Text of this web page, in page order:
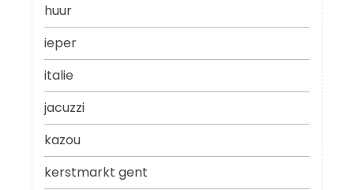
huur
ieper
italie
jacuzzi
kazou
kerstmarkt gent